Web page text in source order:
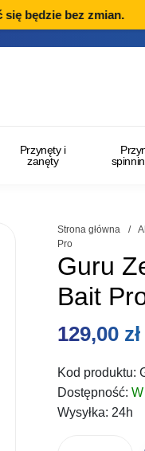
będzie bez zmian.
Przynęty i
zanęty
Strona główna /
Pro
Guru
Bait
129,00 zł
Kod produktu:
Dostępność:
Wysyłka:24h